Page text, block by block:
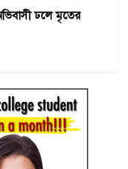
ঢলে মৃতের